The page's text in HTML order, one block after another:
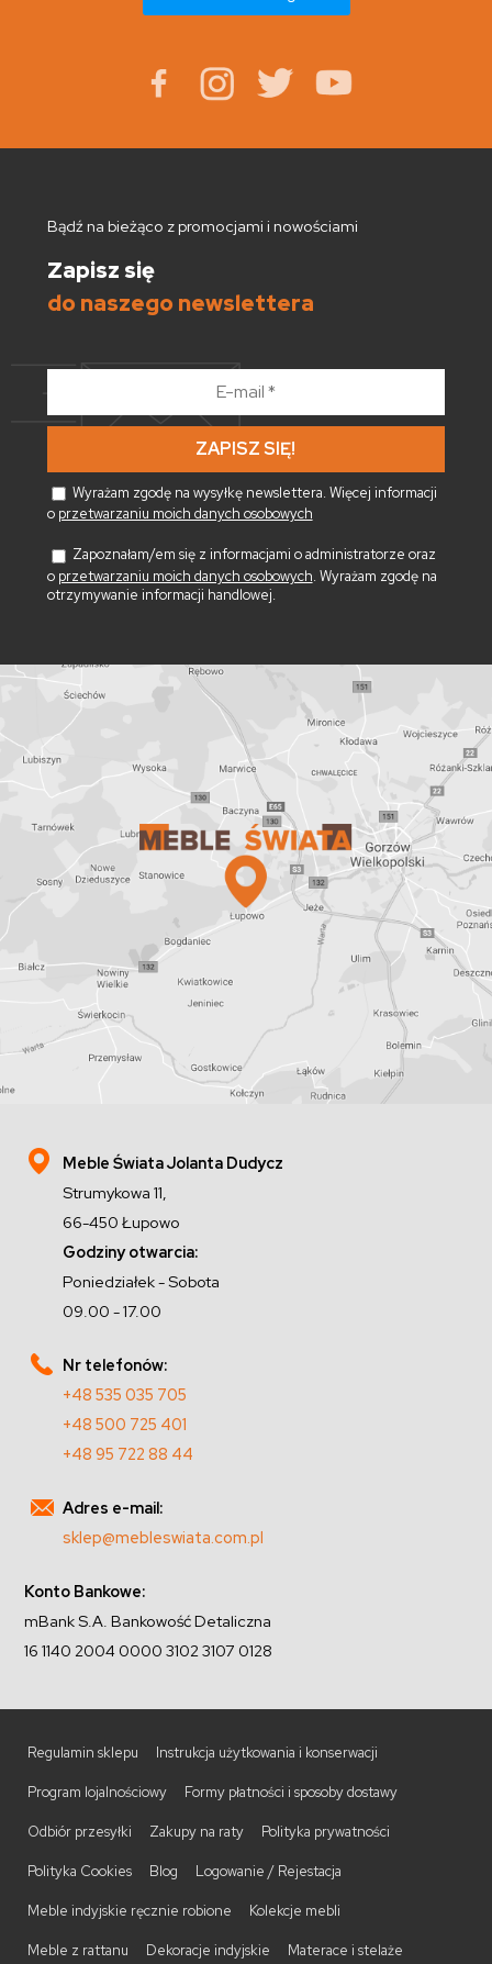
Bądź na bieżąco z promocjami i nowościami
Zapisz się
do naszego newslettera
*
Wyrażam zgodę na wysyłkę newslettera. Więcej informacji
o przetwarzaniu moich danych osobowych
Zapoznałam/em się z informacjami o administratorze oraz
o przetwarzaniu moich danych osobowych. Wyrażam zgodę na
otrzymywanie informacji handlowej.
Meble Świata Jolanta Dudycz
Strumykowa 11,
66-450 Łupowo
Godziny otwarcia:
Poniedziałek - Sobota
09.00 - 17.00
Nr telefonów:
+48 535 035 705
+48 500 725 401
+48 95 722 88 44
Adres e-mail:
sklep@mebleswiata.com.pl
Konto Bankowe:
mBank S.A. Bankowość Detaliczna
16 1140 2004 0000 3102 3107 0128
Regulamin sklepu Instrukcja użytkowania i konserwacji
Program lojalnościowy Formy płatności i sposoby dostawy
Odbiór przesyłki Zakupy na raty Polityka prywatności
Polityka Cookies Blog Logowanie / Rejestacja
Meble indyjskie ręcznie robione Kolekcje mebli
Meble z rattanu Dekoracje indyjskie Materace i stelaże